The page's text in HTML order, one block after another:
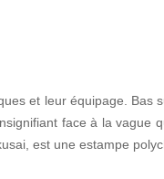
et leur équipage. Bas
face à la vague
est une estampe